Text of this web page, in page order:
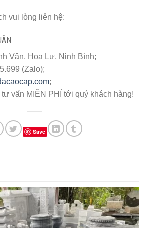
vui lòng liên hệ:
Vân, Hoa Lư, Ninh Bình;
(Zalo);
;
vấn MIỄN PHÍ tới quý khách hàng!
Save